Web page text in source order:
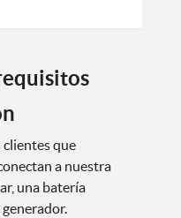
clientes que
a nuestra
una batería